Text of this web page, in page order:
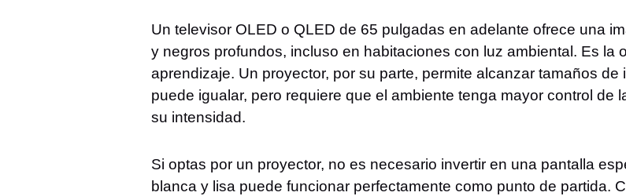
Un televisor OLED o QLED de 65 pulgadas en adelante ofrece una
y negros profundos, incluso en habitaciones con luz ambiental. Es la
aprendizaje. Un proyector, por su parte, permite alcanzar tamaños
puede igualar, pero requiere que el ambiente tenga mayor control de
su intensidad.
Si optas por un proyector, no es necesario invertir en una pantalla
blanca y lisa puede funcionar perfectamente como punto de partida.